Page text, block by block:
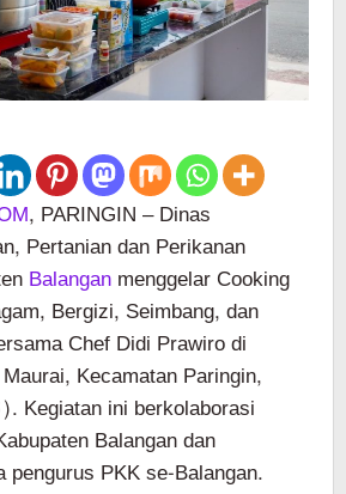
, PARINGIN – Dinas
Pertanian dan Perikanan
Balanganmenggelar Cooking
Bergizi, Seimbang, dan
Chef Didi Prawiro di
Kecamatan Paringin,
Kegiatan ini berkolaborasi
Balangan dan
pengurus PKK se-Balangan.